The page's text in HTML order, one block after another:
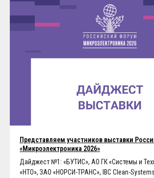
Представляем участников выставки
«Микроэлектроника 2026»
Дайджест №1: «БУТИС», АО ГК «Системы и
«НТО», ЗАО «НОРСИ-ТРАНС», IBC Clean-